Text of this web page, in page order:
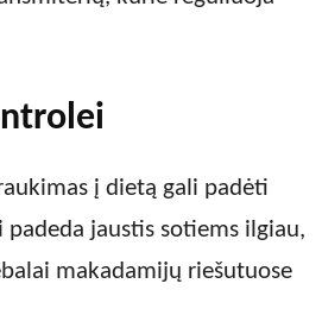
į dietą gali padėti
jaustis sotiems ilgiau,
makadamijų riešutuose